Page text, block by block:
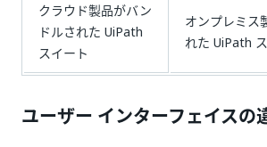
クラウド製品がバン
ドルされた UiPath
スイート
オンプレミス
れた UiPath
ユーザー インターフェイスの